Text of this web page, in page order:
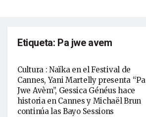
Etiqueta: Pa jwe avem
Cultura : Naïka en el Festival de
Cannes, Yani Martelly presenta “Pa
Jwe Avèm”, Gessica Généus hace
historia en Cannes y Michaël Brun
continúa las Bayo Sessions